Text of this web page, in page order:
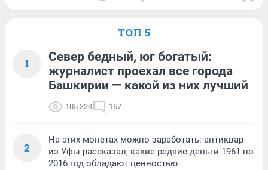
ТОП 5
1
Север бедный, юг богатый:
журналист проехал все города
Башкирии — какой из них лучший
105 323 167
2
На этих монетах можно заработать: антиквар
из Уфы рассказал, какие редкие деньги 1961 по
2016 год обладают ценностью